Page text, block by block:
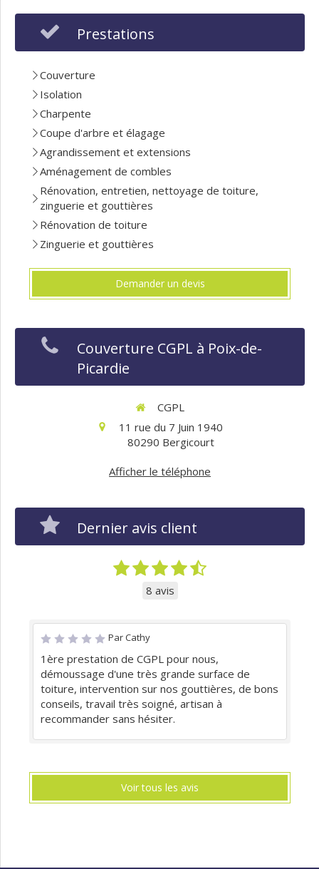
Prestations
Couverture
Isolation
Charpente
Coupe d'arbre et élagage
Agrandissement et extensions
Aménagement de combles
Rénovation, entretien, nettoyage de toiture,
zinguerie et gouttières
Rénovation de toiture
Zinguerie et gouttières
Demander un devis
Couverture CGPL à Poix-de-
Picardie
CGPL
11 rue du 7 Juin 1940
80290 Bergicourt
Afficher le téléphone
Dernier avis client
8 avis
Par Cathy
1ère prestation de CGPL pour nous,
démoussage d'une très grande surface de
toiture, intervention sur nos gouttières, de bons
conseils, travail très soigné, artisan à
recommander sans hésiter.
Voir tous les avis